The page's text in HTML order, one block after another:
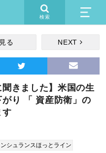
検索
る NEXT
聞きました】米国の生
り 「 資産防衛」の
す
シュランスほっとライン